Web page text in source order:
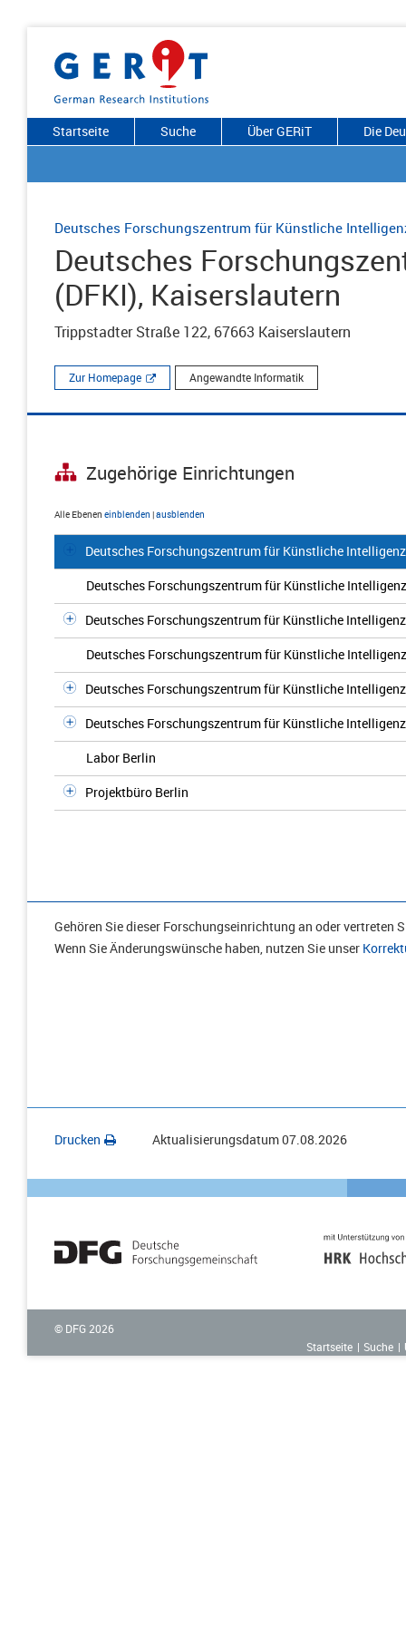
Startseite Suche Über GERiT Die
Deutsches Forschungszentrum für Künstliche
Deutsches
(DFKI), Kaiserslautern
Trippstadter Straße 122, 67663 Kaiserslautern
Zur Homepage Angewandte Informatik
Zugehörige Einrichtungen
Alle Ebenen einblenden |ausblenden
Deutsches Forschungszentrum für Künstliche
Deutsches Forschungszentrum für Künstliche
Deutsches Forschungszentrum für Künstliche
Deutsches Forschungszentrum für Künstliche
Deutsches Forschungszentrum für Künstliche
Deutsches Forschungszentrum für Künstliche
Labor Berlin
Projektbüro Berlin
Gehören Sie dieser Forschungseinrichtung an oder vertreten
Wenn Sie Änderungswünsche haben, nutzen Sie unser
Drucken Aktualisierungsdatum07.08.2026
© DFG 2026
Startseite
Suche